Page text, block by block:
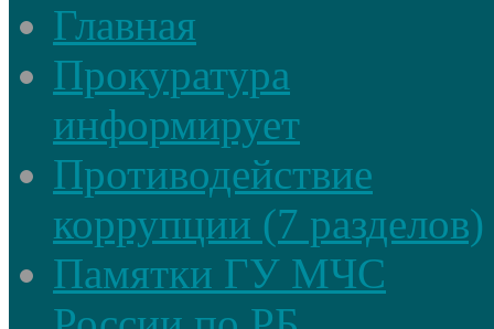
Главная
Прокуратура
информирует
Противодействие
коррупции (7 разделов)
Памятки ГУ МЧС